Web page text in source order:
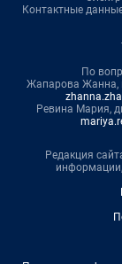
Контактные
По
Жапарова Жанна,
Ревина Мария,
Редакция